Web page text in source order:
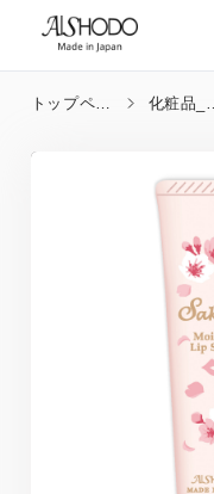
トップペー
化粧品_目